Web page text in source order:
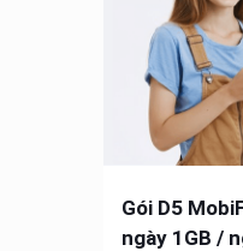
Gói D5
ngày 1GB /